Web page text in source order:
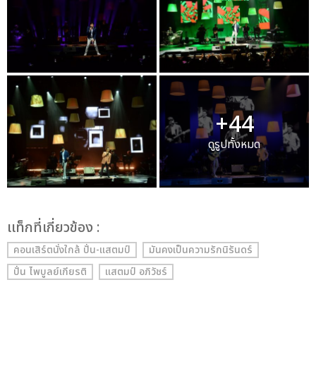
+44
ดูรูปทั้งหมด
เเท็กที่เกี่ยวข้อง :
คอนเสิร์ตนั่งใกล้ ปั่น-แสตมป์
มันคงเป็นความรักนิรันดร์
ปั่น ไพบูลย์เกียรติ
แสตมป์ อภิวัชร์